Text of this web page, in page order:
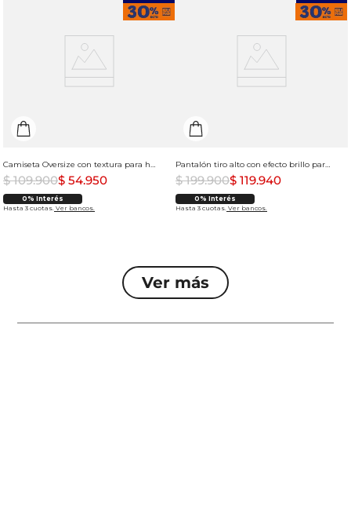
Camiseta Oversize con textura para hombre
$ 109.900$ 54.950
0% Interés
Hasta 3 cuotas. Ver bancos.
Pantalón tiro alto con efecto brillo para mujer
$ 199.900$ 119.940
0% Interés
Hasta 3 cuotas. Ver bancos.